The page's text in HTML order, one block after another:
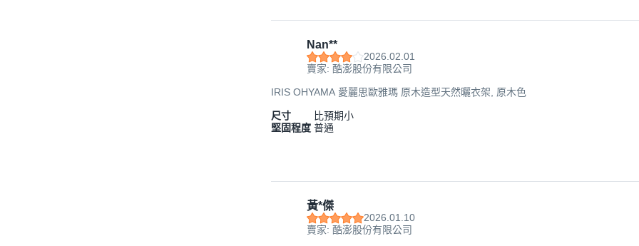
Nan**
2026.02.01
賣家: 酷澎股份有限公司
IRIS OHYAMA 愛麗思歐雅瑪 原木造型天然曬衣架, 原木色
尺寸
比預期小
堅固程度 普通
黃*傑
2026.01.10
賣家: 酷澎股份有限公司